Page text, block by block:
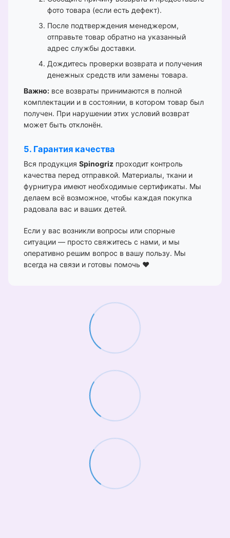
фото товара (если есть дефект).
После подтверждения менеджером,
отправьте товар обратно на указанный
адрес службы доставки.
Дождитесь проверки возврата и получения
денежных средств или замены товара.
Важно: все возвраты принимаются в полной
комплектации и в состоянии, в котором товар был
получен. При нарушении этих условий возврат
может быть отклонён.
5. Гарантия качества
Вся продукция Spinogriz проходит контроль
качества перед отправкой. Материалы, ткани и
фурнитура имеют необходимые сертификаты. Мы
делаем всё возможное, чтобы каждая покупка
радовала вас и ваших детей.
Если у вас возникли вопросы или спорные
ситуации — просто свяжитесь с нами, и мы
оперативно решим вопрос в вашу пользу. Мы
всегда на связи и готовы помочь ❤️